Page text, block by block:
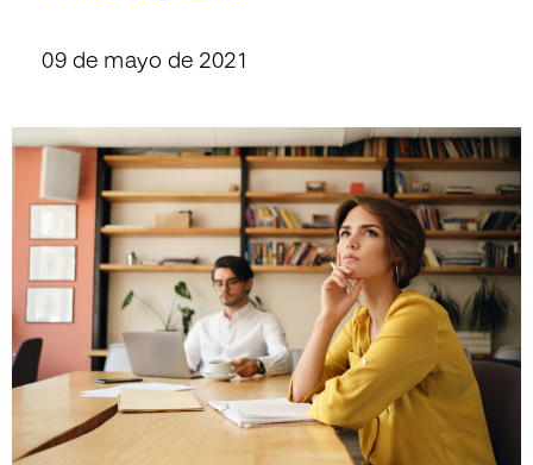
09 de mayo de 2021